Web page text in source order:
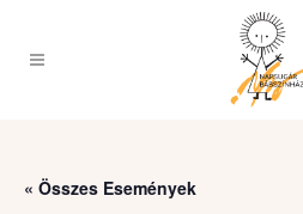
« Összes Események